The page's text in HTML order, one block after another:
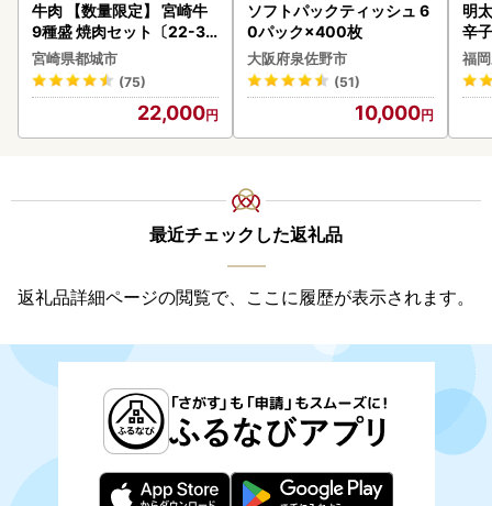
牛肉 【数量限定】 宮崎牛
9種盛 焼肉セット〔22-31
-006-600g〕都城 イチオ
シ!! 牛肉
宮崎県都城市
(75)
22,000
ソフトパックティッシュ 6
0パック×400枚
大阪府泉佐野市
(51)
10,000
明
辛
福
最近チェックした返礼品
返礼品詳細ページの閲覧で、ここに履歴が表示されます。